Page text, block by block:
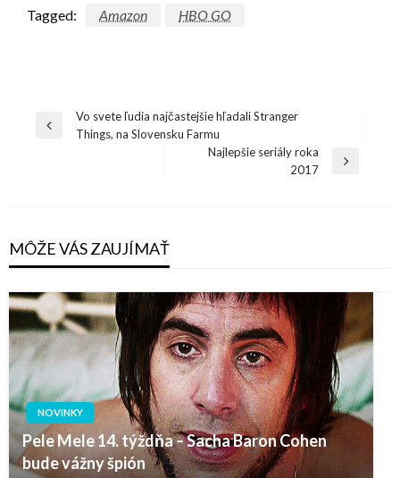
Tagged: Amazon HBO GO
Navigácia
Previous
Vo svete ľudia najčastejšie hľadali Stranger
Things, na Slovensku Farmu
Najlepšie seriály roka
2017
MÔŽE VÁS ZAUJÍMAŤ
NOVINKY
Pele Mele 14. týždňa – Sacha Baron Cohen
bude vážny špión